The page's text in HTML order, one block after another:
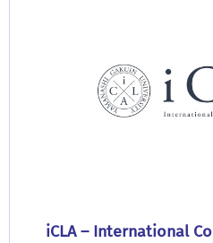
iCLA – International